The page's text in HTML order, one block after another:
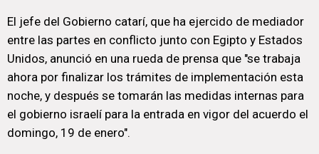
El jefe del Gobierno catarí, que ha ejercido de mediador
entre las partes en conflicto junto con Egipto y Estados
Unidos, anunció en una rueda de prensa que "se trabaja
ahora por finalizar los trámites de implementación esta
noche, y después se tomarán las medidas internas para
el gobierno israelí para la entrada en vigor del acuerdo el
domingo, 19 de enero".